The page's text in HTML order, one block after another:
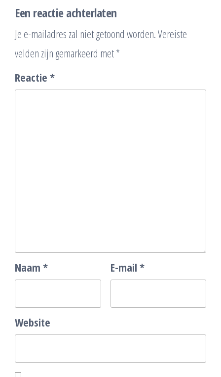
Een reactie achterlaten
Je e-mailadres zal niet getoond worden.Vereiste
velden zijn gemarkeerd met*
Reactie *
Naam * E-mail *
Website